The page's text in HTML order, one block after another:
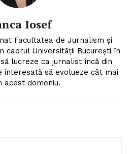
Iosef
Facultatea de Jurnalism și
cadrul Universității București în
lucreze ca jurnalist încă din
să evolueze cât mai
acest domeniu.